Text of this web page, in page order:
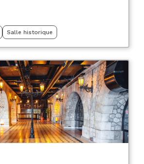
Salle historique